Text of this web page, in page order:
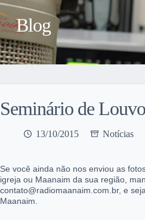
Blog
Seminário de
13/10/2015 Notícias
Se você ainda não nos enviou as
igreja ou Maanaim da sua região,
contato@radiomaanaim.com.br, e
Maanaim.